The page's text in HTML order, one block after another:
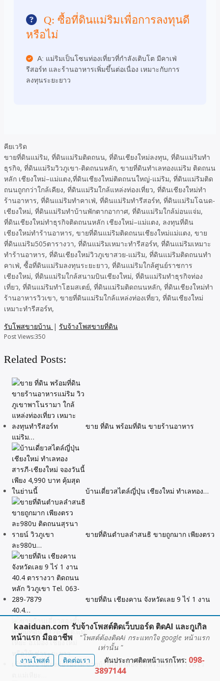
Q: ซื้อที่ดินแม่ริมเพื่อการลงทุนดี
หรือไม่
A: แม่ริมเป็นโซนท่องเที่ยวที่กำลังเติบโต มีคาเฟ่
รีสอร์ท และร้านอาหารเพิ่มขึ้นต่อเนื่อง เหมาะกับการ
ลงทุนระยะยาว
คียเวริด
ขายที่ดินแม่ริม, ที่ดินแม่ริมติดถนน, ที่ดินเชียงใหม่ลงทุน, ที่ดินแม่ริมทำ
ธุรกิจ, ที่ดินแม่ริมวิวภูเขา-ติดถนนหลัก, ขายที่ดินทำเลทองแม่ริม ติดถนน
หลัก เชียงใหม่–แม่แตง,ที่ดินเชียงใหม่ติดถนนใหญ่-แม่ริม, ที่ดินแม่ริมติด
ถนนถูกกว่าใกล้เคียง, ที่ดินแม่ริมใกล้แหล่งท่องเที่ยว, ที่ดินเชียงใหม่ทำ
ร้านอาหาร, ที่ดินแม่ริมทำคาเฟ่, ที่ดินแม่ริมทำรีสอร์ท, ที่ดินแม่ริมโฉนด-
เชียงใหม่, ที่ดินแม่ริมทำบ้านพักตากอากาศ, ที่ดินแม่ริมใกล้ม่อนแจ่ม,
ที่ดินเชียงใหม่ทำธุรกิจติดถนนหลัก เชียงใหม่–แม่แตง, ลงทุนที่ดิน
เชียงใหม่ทำร้านอาหาร, ขายที่ดินแม่ริมติดถนนเชียงใหม่แม่แตง, ขาย
ที่ดินแม่ริม505ตารางวา, ที่ดินแม่ริมเหมาะทำรีสอร์ท, ที่ดินแม่ริมเหมาะ
ทำร้านอาหาร, ที่ดินเชียงใหม่วิวภูเขาสวย-แม่ริม, ที่ดินแม่ริมติดถนนทำ
คาเฟ่, ซื้อที่ดินแม่ริมลงทุนระยะยาว, ที่ดินแม่ริมใกล้ศูนย์ราชการ
เชียงใหม่, ที่ดินแม่ริมใกล้สนามบินเชียงใหม่, ที่ดินแม่ริมทำธุรกิจท่อง
เที่ยว, ที่ดินแม่ริมทำโฮมสเตย์, ที่ดินแม่ริมติดถนนหลัก, ที่ดินเชียงใหม่ทำ
ร้านอาหารวิวเขา, ขายที่ดินแม่ริมใกล้แหล่งท่องเที่ยว, ที่ดินเชียงใหม่
เหมาะทำรีสอร์ท,
รับโพสขายบ้าน | รับจ้างโพสขายที่ดิน
Post Views:350
Related Posts:
ขาย ที่ดิน พร้อมที่ดิน ขายร้านอาหาร
แม่ริม…
บ้านเดี่ยวสไตล์ญี่ปุ่น เชียงใหม่ ทำเลทอง…
ขายที่ดินตำบลลำสนธิ ขายถูกมาก เพียงตรว
ละ980บ…
ขายที่ดิน เชียงคาน จังหวัดเลย 9 ไร่ 1 งาน
40.4…
ขายบ้านเดี่ยวสองชั้นพร้อมที่ดิน 117ตรว
kaaiduan.com รับจ้างโพสต์ติดเว็บบอร์ด ติดAI และกูเกิล
หน้าแรก มืออาชีพ
"โพสต์ต้องติดAi กระแทกใจ google หน้าแรก
เท่านั้น "
งานโพสต์
ติดต่อเรา ดันประกาศติดหน้าแรกโทร: 098-
3897144